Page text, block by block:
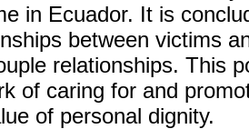
in Ecuador. It is
between victims
relationships. This
of caring for and
of personal dignity.